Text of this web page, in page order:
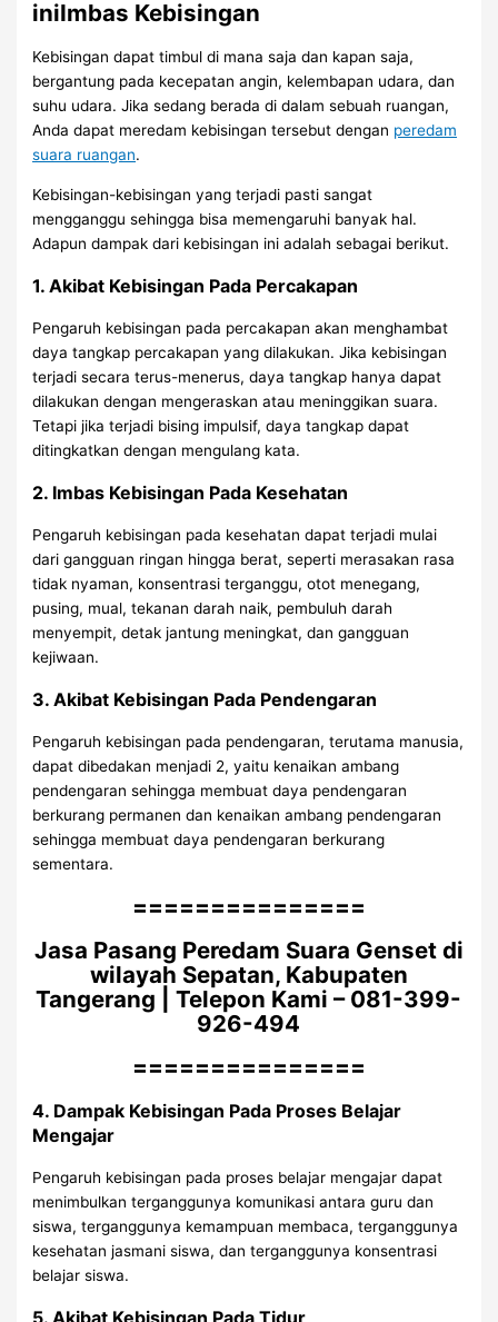
iniImbas Kebisingan
Kebisingan dapat timbul di mana saja dan kapan saja,
bergantung pada kecepatan angin, kelembapan udara, dan
suhu udara. Jika sedang berada di dalam sebuah ruangan,
Anda dapat meredam kebisingan tersebut dengan peredam
suara ruangan.
Kebisingan-kebisingan yang terjadi pasti sangat
mengganggu sehingga bisa memengaruhi banyak hal.
Adapun dampak dari kebisingan ini adalah sebagai berikut.
1. Akibat Kebisingan Pada Percakapan
Pengaruh kebisingan pada percakapan akan menghambat
daya tangkap percakapan yang dilakukan. Jika kebisingan
terjadi secara terus-menerus, daya tangkap hanya dapat
dilakukan dengan mengeraskan atau meninggikan suara.
Tetapi jika terjadi bising impulsif, daya tangkap dapat
ditingkatkan dengan mengulang kata.
2. Imbas Kebisingan Pada Kesehatan
Pengaruh kebisingan pada kesehatan dapat terjadi mulai
dari gangguan ringan hingga berat, seperti merasakan rasa
tidak nyaman, konsentrasi terganggu, otot menegang,
pusing, mual, tekanan darah naik, pembuluh darah
menyempit, detak jantung meningkat, dan gangguan
kejiwaan.
3. Akibat Kebisingan Pada Pendengaran
Pengaruh kebisingan pada pendengaran, terutama manusia,
dapat dibedakan menjadi 2, yaitu kenaikan ambang
pendengaran sehingga membuat daya pendengaran
berkurang permanen dan kenaikan ambang pendengaran
sehingga membuat daya pendengaran berkurang
sementara.
===============
Jasa Pasang Peredam Suara Genset di
wilayah Sepatan, Kabupaten
Tangerang | Telepon Kami – 081-399-
926-494
===============
4. Dampak Kebisingan Pada Proses Belajar
Mengajar
Pengaruh kebisingan pada proses belajar mengajar dapat
menimbulkan terganggunya komunikasi antara guru dan
siswa, terganggunya kemampuan membaca, terganggunya
kesehatan jasmani siswa, dan terganggunya konsentrasi
belajar siswa.
5. Akibat Kebisingan Pada Tidur